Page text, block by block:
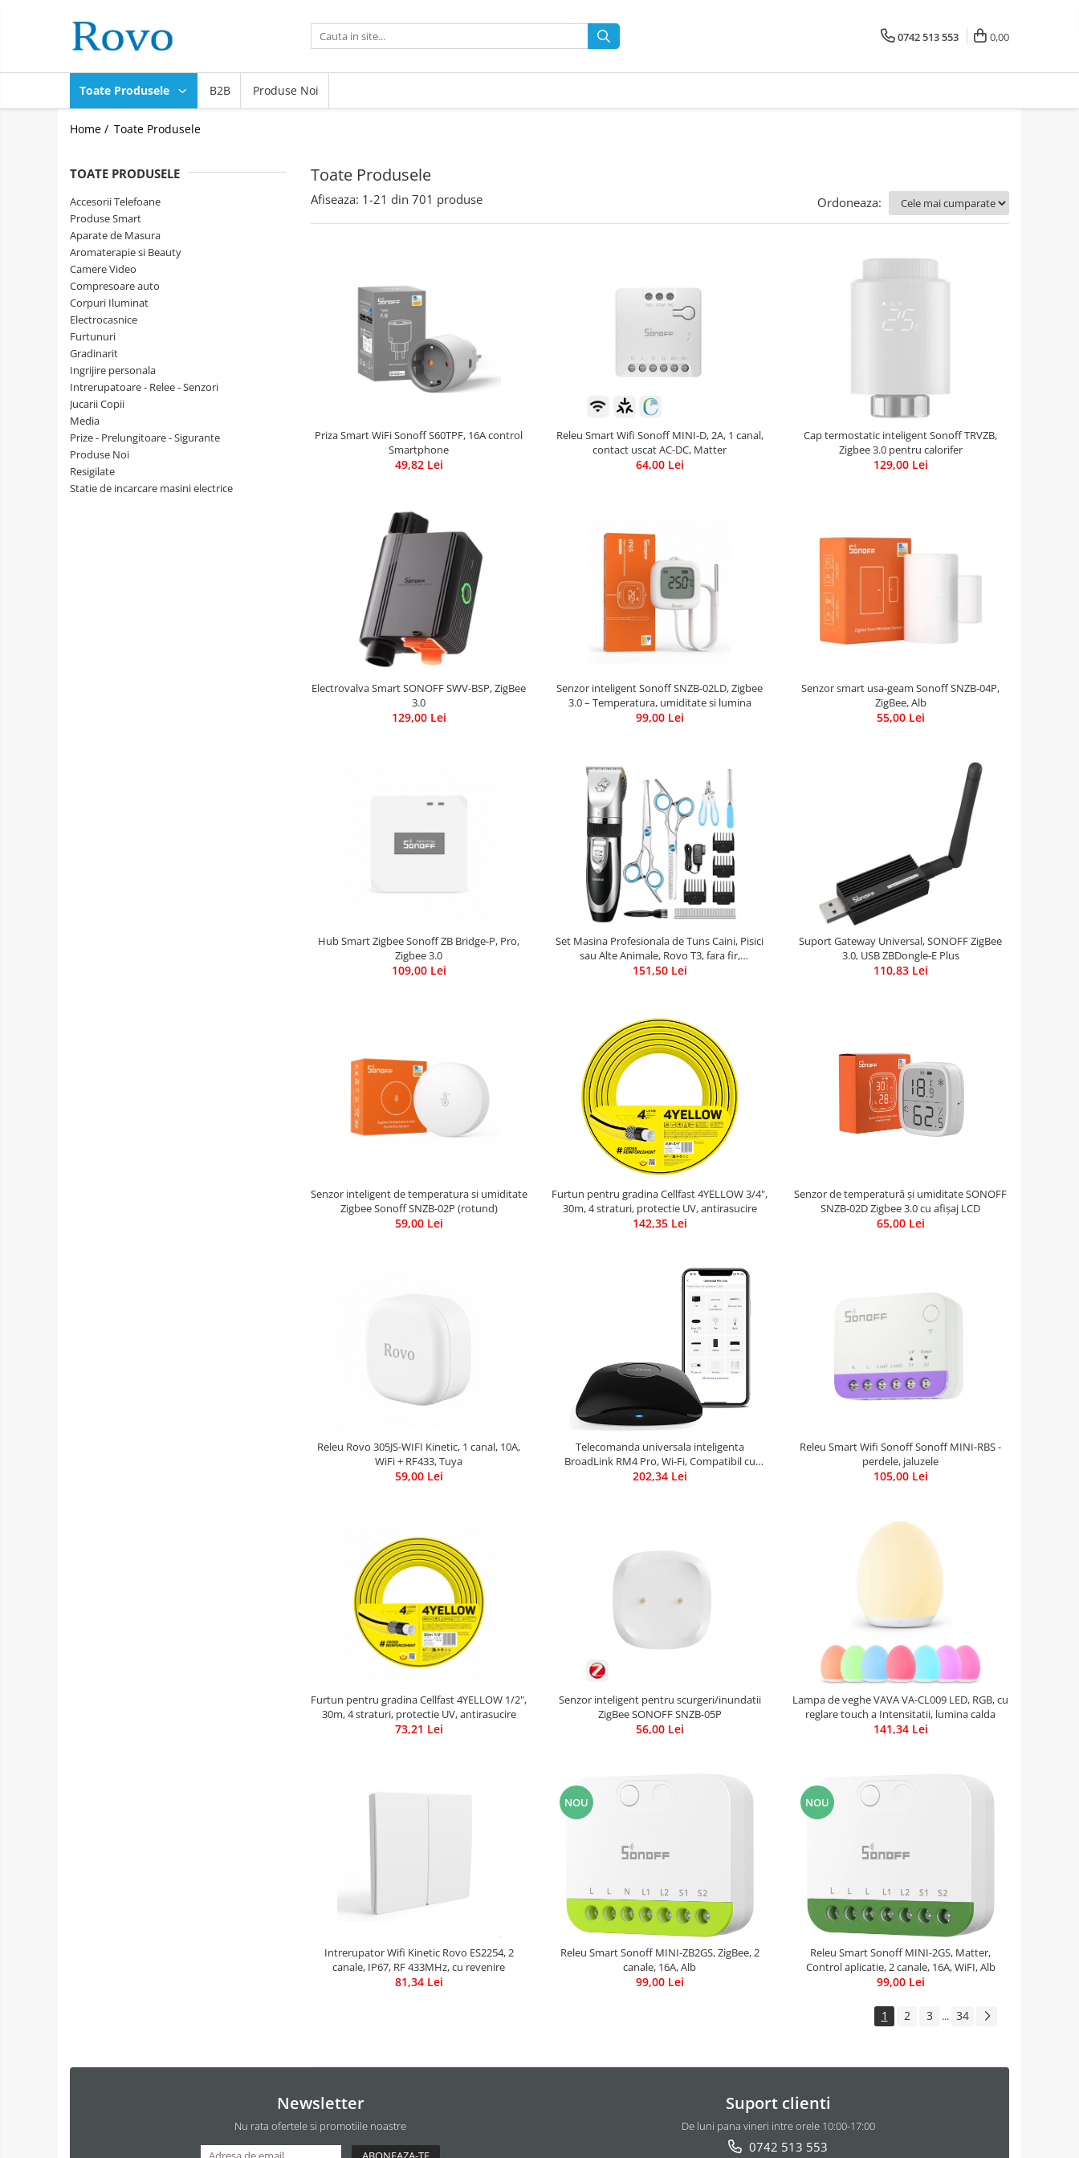
Toate Produsele
Corpuri de Iluminat
Intrerupatoare - Relee - Senzori
Prize - Prelungitoare - Sigurante
Ingrijire personala
Produse Smart
Statie de incarcare masini
Jucarii Copii
0742 513 553 0,00
Toate Produsele B2B Produse Noi
Home / Toate Produsele
Toate Produsele
TOATE PRODUSELE
Accesorii Telefoane
Produse Smart
Aparate de Masura
Aromaterapie si Beauty
Camere Video
Compresoare auto
Corpuri Iluminat
Electrocasnice
Furtunuri
Gradinarit
Ingrijire personala
Intrerupatoare - Relee - Senzori
Jucarii Copii
Media
Prize - Prelungitoare - Sigurante
Produse Noi
Resigilate
Statie de incarcare masini electrice
Afiseaza: 1-21 din 701 produse Ordoneaza:
Priza Smart WiFi Sonoff S60TPF, 16A control
Smartphone
49,82 Lei
Releu Smart Wifi Sonoff MINI-D, 2A, 1 canal,
contact uscat AC-DC, Matter
64,00 Lei
Cap termostatic inteligent Sonoff TRVZB,
Zigbee 3.0 pentru calorifer
129,00 Lei
Electrovalva Smart SONOFF SWV-BSP, ZigBee
3.0
129,00 Lei
Senzor inteligent Sonoff SNZB-02LD, Zigbee
3.0 – Temperatura, umiditate si lumina
99,00 Lei
Senzor smart usa-geam Sonoff SNZB-04P,
ZigBee, Alb
55,00 Lei
Hub Smart Zigbee Sonoff ZB Bridge-P, Pro,
Zigbee 3.0
109,00 Lei
Set Masina Profesionala de Tuns Caini, Pisici
sau Alte Animale, Rovo T3, fara fir,
Titan/Ceramica, foarfece incluse
151,50 Lei
Suport Gateway Universal, SONOFF ZigBee
3.0, USB ZBDongle-E Plus
110,83 Lei
Senzor inteligent de temperatura si umiditate
Zigbee Sonoff SNZB-02P (rotund)
59,00 Lei
Furtun pentru gradina Cellfast 4YELLOW 3/4",
30m, 4 straturi, protectie UV, antirasucire
142,35 Lei
Senzor de temperatură și umiditate SONOFF
SNZB-02D Zigbee 3.0 cu afișaj LCD
65,00 Lei
Releu Rovo 305JS-WIFI Kinetic, 1 canal, 10A,
WiFi + RF433, Tuya
59,00 Lei
Telecomanda universala inteligenta
BroadLink RM4 Pro, Wi-Fi, Compatibil cu
Google Home, Alexa & IFTTT273
202,34 Lei
Releu Smart Wifi Sonoff Sonoff MINI-RBS -
perdele, jaluzele
105,00 Lei
Furtun pentru gradina Cellfast 4YELLOW 1/2",
30m, 4 straturi, protectie UV, antirasucire
73,21 Lei
Senzor inteligent pentru scurgeri/inundatii
ZigBee SONOFF SNZB-05P
56,00 Lei
Lampa de veghe VAVA VA-CL009 LED, RGB, cu
reglare touch a Intensitatii, lumina calda
141,34 Lei
Intrerupator Wifi Kinetic Rovo ES2254, 2
canale, IP67, RF 433MHz, cu revenire
81,34 Lei
NOU
Releu Smart Sonoff MINI-ZB2GS, ZigBee, 2
canale, 16A, Alb
99,00 Lei
NOU
Releu Smart Sonoff MINI-2GS, Matter,
Control aplicatie, 2 canale, 16A, WiFI, Alb
99,00 Lei
1 2 3 ... 34
Newsletter
Nu rata ofertele si promotiile noastre
Suport clienti
De luni pana vineri intre orele 10:00-17:00
0742 513 553